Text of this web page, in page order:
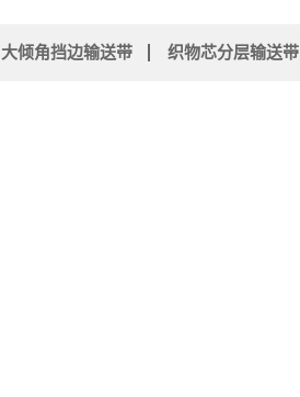
大倾角挡边输送带 织物芯分层输送带